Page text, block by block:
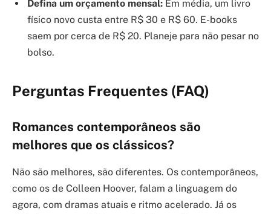
Defina um orçamento mensal: Em média, um livro
físico novo custa entre R$ 30 e R$ 60. E-books
saem por cerca de R$ 20. Planeje para não pesar no
bolso.
Perguntas Frequentes (FAQ)
Romances contemporâneos são
melhores que os clássicos?
Não são melhores, são diferentes. Os contemporâneos,
como os de Colleen Hoover, falam a linguagem do
agora, com dramas atuais e ritmo acelerado. Já os